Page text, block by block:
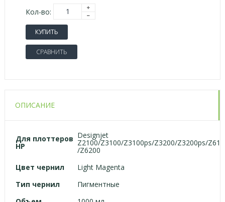
Кол-во:
КУПИТЬ
СРАВНИТЬ
ОПИСАНИЕ
Для плоттеров
HP
Designjet
Z2100/Z3100/Z3100ps/Z3200/Z3200ps/
/Z6200
Цвет чернил
Light Magenta
Тип чернил
Пигментные